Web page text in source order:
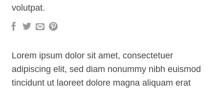
volutpat.
Lorem ipsum dolor sit amet, consectetuer
adipiscing elit, sed diam nonummy nibh euismod
tincidunt ut laoreet dolore magna aliquam erat